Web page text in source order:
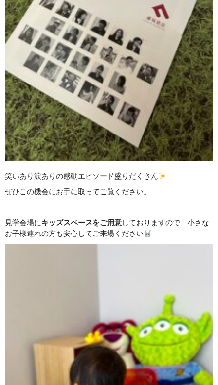
笑いあり涙ありの感動エピソード盛りだくさん
ぜひこの機会にお手に取ってご覧ください。
見学会場にキッズスペースをご用意しておりますので、小さな
お子様連れの方も安心してご来場ください